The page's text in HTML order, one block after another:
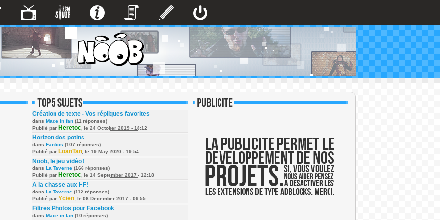
Création de texte - Vos répliques favorites
dans Made in fan (11 réponses)
Publié par Heretoc le 24 October 2019 - 18:12
Horizon des potins
dans Fanfics (107 réponses)
Publié par LoanTan le 19 May 2020 - 19:54
Noob, le jeu vidéo !
dans La Taverne (166 réponses)
Publié par Heretoc le 14 September 2017 - 12:18
A la chasse aux HF!
dans La Taverne (112 réponses)
Publié par Ycien le 06 December 2017 - 09:55
Filtres Photos pour Facebook
dans Made in fan (10 réponses)